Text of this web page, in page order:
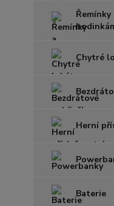
Řemínky
Chytré
Herní
Baterie